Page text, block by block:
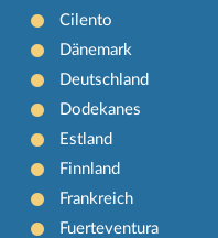
Cilento
Dänemark
Deutschland
Dodekanes
Estland
Finnland
Frankreich
Fuerteventura